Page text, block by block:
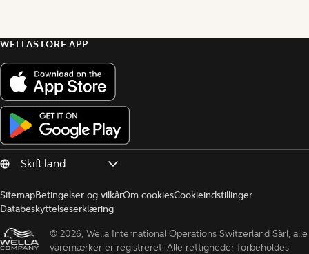
WELLASTORE APP
SitemapBetingelser og vilkårOm cookiesCookieindstillinger
Databeskyttelseserklæring
© 2026, Wella International Operations Switzerland Sàrl, alle
varemærker er registreret. Alle rettigheder forbeholdes